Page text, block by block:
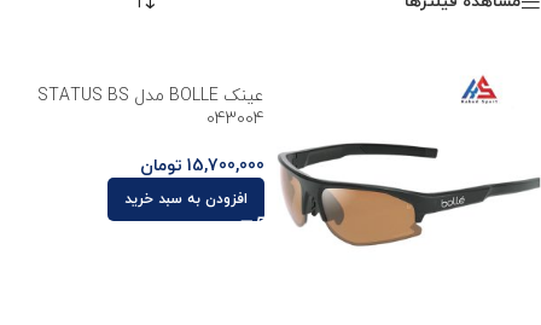
عینک BOLLE مدل STATUS BS
043004
15,700,000 تومان
افزودن به سبد خرید